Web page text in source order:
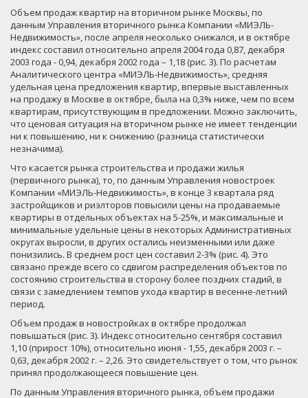
Объем продаж квартир на вторичном рынке Москвы, по
данным Управления вторичного рынка Компании «МИЭЛЬ-
Недвижимость», после апреля несколько снижался, и в октябре
индекс составил относительно апреля 2004 года 0,87, декабря
2003 года - 0,94, декабря 2002 года – 1,18 (рис. 3). По расчетам
Аналитического центра «МИЭЛЬ-Недвижимость», средняя
удельная цена предложения квартир, впервые выставленных
на продажу в Москве в октябре, была на 0,3% ниже, чем по всем
квартирам, присутствующим в предложении. Можно заключить,
что ценовая ситуация на вторичном рынке не имеет тенденции
ни к повышению, ни к снижению (разница статистически
незначима).
Что касается рынка строительства и продажи жилья
(первичного рынка), то, по данным Управления новостроек
Компании «МИЭЛЬ-Недвижимость», в конце 3 квартала ряд
застройщиков и риэлторов повысили цены на продаваемые
квартиры в отдельных объектах на 5-25%, и максимальные и
минимальные удельные цены в некоторых Административных
округах выросли, в других остались неизменными или даже
понизились. В среднем рост цен составил 2-3% (рис. 4). Это
связано прежде всего со сдвигом распределения объектов по
состоянию строительства в сторону более поздних стадий, в
связи с замедлением темпов ухода квартир в весенне-летний
период.
Объем продаж в новостройках в октябре продолжал
повышаться (рис. 3). Индекс относительно сентября составил
1,10 (прирост 10%), относительно июня - 1,55, декабря 2003 г. –
0,63, декабря 2002 г. – 2,26. Это свидетельствует о том, что рынок
принял продолжающееся повышение цен.
По данным Управления вторичного рынка, объем продажи